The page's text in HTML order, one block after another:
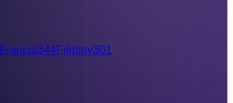
Francja344Filipiny301